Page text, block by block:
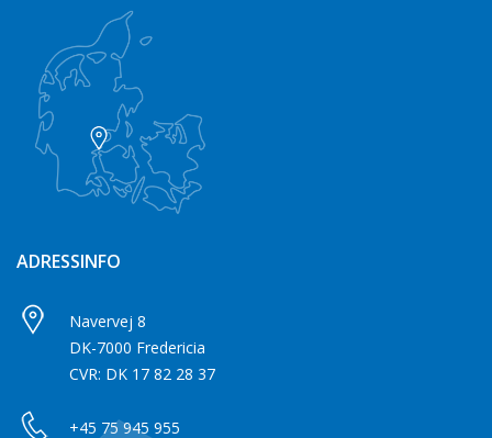
ADRESSINFO
Navervej 8
DK-7000 Fredericia
CVR: DK 17 82 28 37
+45 75 945 955